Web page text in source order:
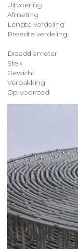
Uitvoering
Afmeting
Lengte verdeling
Breedte verdeling
Draaddiameter
Stek
Gewicht
Verpakking
Op voorraad